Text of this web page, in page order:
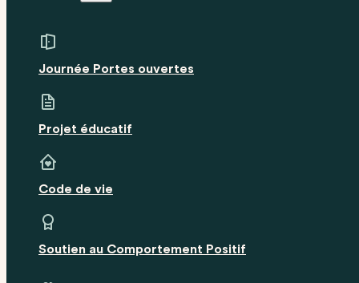
Journée Portes ouvertes
Projet éducatif
Code de vie
Soutien au Comportement Positif